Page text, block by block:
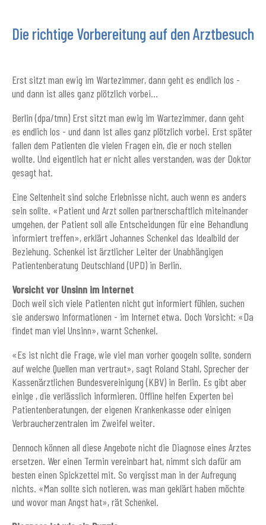
Die richtige Vorbereitung auf den Arztbesuch
Erst sitzt man ewig im Wartezimmer, dann geht es endlich los -
und dann ist alles ganz plötzlich vorbei...
Berlin (dpa/tmn) Erst sitzt man ewig im Wartezimmer, dann geht
es endlich los - und dann ist alles ganz plötzlich vorbei. Erst später
fallen dem Patienten die vielen Fragen ein, die er noch stellen
wollte. Und eigentlich hat er nicht alles verstanden, was der Doktor
gesagt hat.
Eine Seltenheit sind solche Erlebnisse nicht, auch wenn es anders
sein sollte. «Patient und Arzt sollen partnerschaftlich miteinander
umgehen, der Patient soll alle Entscheidungen für eine Behandlung
informiert treffen», erklärt Johannes Schenkel das Idealbild der
Beziehung. Schenkel ist ärztlicher Leiter der Unabhängigen
Patientenberatung Deutschland (UPD) in Berlin.
Vorsicht vor Unsinn im Internet
Doch weil sich viele Patienten nicht gut informiert fühlen, suchen
sie anderswo Informationen - im Internet etwa. Doch Vorsicht: «Da
findet man viel Unsinn», warnt Schenkel.
«Es ist nicht die Frage, wie viel man vorher googeln sollte, sondern
auf welche Quellen man vertraut», sagt Roland Stahl, Sprecher der
Kassenärztlichen Bundesvereinigung (KBV) in Berlin. Es gibt aber
einige , die verlässlich informieren. Offline helfen Experten bei
Patientenberatungen, der eigenen Krankenkasse oder einigen
Verbraucherzentralen im Zweifel weiter.
Dennoch können all diese Angebote nicht die Diagnose eines Arztes
ersetzen. Wer einen Termin vereinbart hat, nimmt sich dafür am
besten einen Spickzettel mit. So vergisst man in der Aufregung
nichts. «Man sollte sich notieren, was man geklärt haben möchte
und wovor man Angst hat», rät Schenkel.